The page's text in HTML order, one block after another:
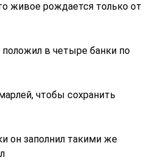
живое рождается только от
в четыре банки по
чтобы сохранить
он заполнил такими же